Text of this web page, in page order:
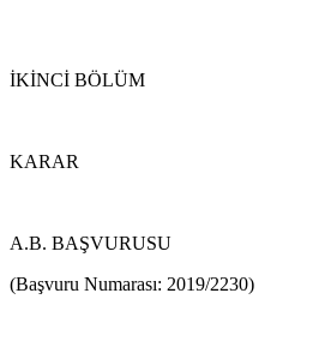
İKİNCİ BÖLÜM
KARAR
A.B. BAŞVURUSU
(Başvuru Numarası: 2019/2230)